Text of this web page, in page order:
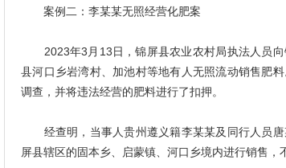
案例二：李某某无照经营化肥案
2023年3月13日，锦屏县农业农村局执法人员向
县河口乡岩湾村、加池村等地有人无照流动销售肥
调查，并将违法经营的肥料进行了扣押。
经查明，当事人贵州遵义籍李某某及同行人员唐
屏县辖区的固本乡、启蒙镇、河口乡境内进行销售，